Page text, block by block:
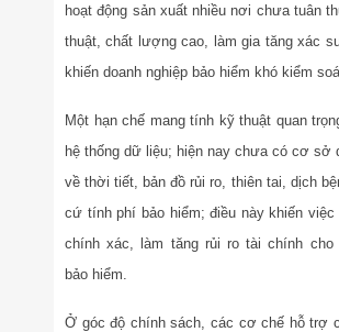
hoạt động sản xuất nhiều nơi chưa tuân
thuật, chất lượng cao, làm gia tăng xác
khiến doanh nghiệp bảo hiểm khó kiểm
Một hạn chế mang tính kỹ thuật quan
hệ thống dữ liệu; hiện nay chưa có cơ sở
về thời tiết, bản đồ rủi ro, thiên tai, dịch
cứ tính phí bảo hiểm; điều này khiến việc
chính xác, làm tăng rủi ro tài chính cho
bảo hiểm.
Ở góc độ chính sách, các cơ chế hỗ trợ